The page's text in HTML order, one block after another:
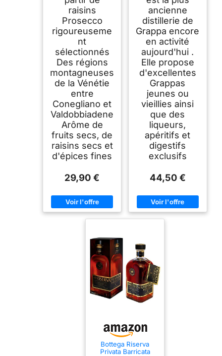
raisins
Prosecco
rigoureuseme
nt
sélectionnés
Des régions
montagneuses
de la Vénétie
entre
Conegliano et
Valdobbiadene
Arôme de
fruits secs, de
raisins secs et
d'épices fines
29,90 €
ancienne
distillerie de
Grappa encore
en activité
aujourd'hui .
Elle propose
d'excellentes
Grappas
jeunes ou
vieillies ainsi
que des
liqueurs,
apéritifs et
digestifs
exclusifs
44,50 €
Bottega Riserva
Privata Barricata